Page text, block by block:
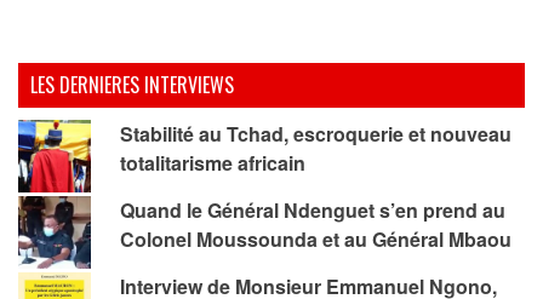
LES DERNIERES INTERVIEWS
Stabilité au Tchad, escroquerie et nouveau
totalitarisme africain
Quand le Général Ndenguet s’en prend au
Colonel Moussounda et au Général Mbaou
Interview de Monsieur Emmanuel Ngono,